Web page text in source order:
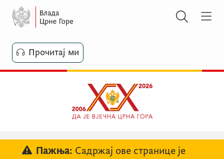
Прочитај ми
Пажња: Садржај ове странице је